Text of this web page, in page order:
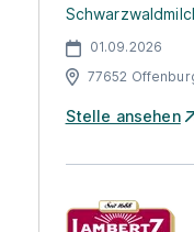
01.09.2026
77652
Stelle ansehen